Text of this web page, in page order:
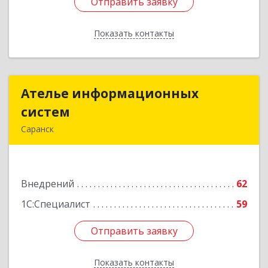
Показать контакты
Назад
Ателье информационных
систем
Саранск
Внедрений
62
1С:Специалист
59
Отправить заявку
Показать контакты
Ателье информационных
Подробнее
Отправить заявку
Назад